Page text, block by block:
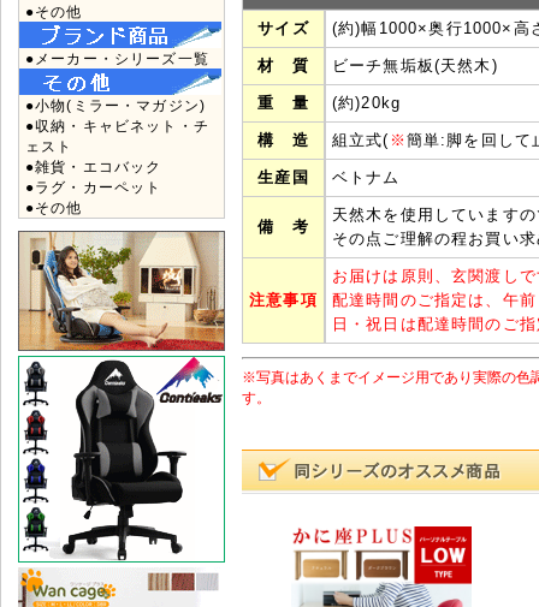
●その他
●メーカー・シリーズ一覧
●小物(ミラー・マガジン)
●収納・キャビネット・チ
ェスト
●雑貨・エコバック
●ラグ・カーペット
●その他
サイズ (約)幅1000×奥行1000×高
材 質 ビーチ無垢板(天然木)
重 量 (約)20kg
構 造 組立式( ※ 簡単:脚を回して
生産国 ベトナム
備 考
天然木を使用しています
その点ご理解の程お買い
注意事項
お届けは原則、玄関渡し
配達時間のご指定は、午
日・祝日は配達時間のご
※写真はあくまでイメージ用であり実際の色
す。